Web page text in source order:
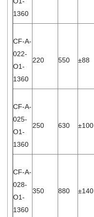
1360
CF-A-
022-
O1-
1360
220 550 ±88
CF-A-
025-
O1-
1360
250 630 ±100
CF-A-
028-
O1-
1360
350 880 ±140